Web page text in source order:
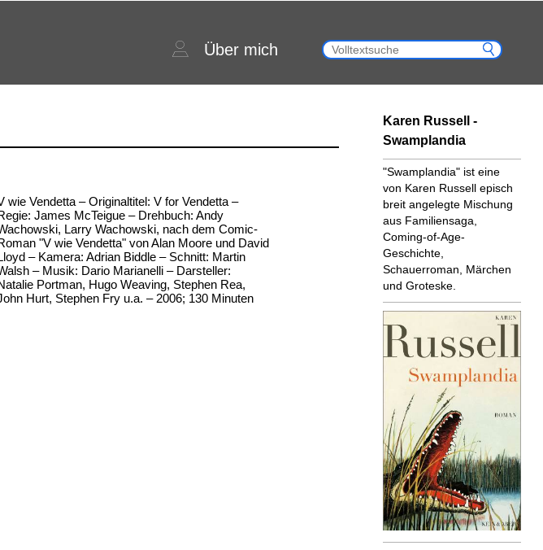
Über mich
wie Vendetta – Originaltitel: V for Vendetta –
James McTeigue – Drehbuch: Andy
Larry Wachowski, nach dem Comic-
"V wie Vendetta" von Alan Moore und David
– Kamera: Adrian Biddle – Schnitt: Martin
– Musik: Dario Marianelli – Darsteller:
Portman, Hugo Weaving, Stephen Rea,
Hurt, Stephen Fry u.a. – 2006; 130 Minuten
Karen Russell -
Swamplandia
"Swamplandia" ist eine
von Karen Russell episch
breit angelegte Mischung
aus Familiensaga,
Coming-of-Age-
Geschichte,
Schauerroman, Märchen
und Groteske.